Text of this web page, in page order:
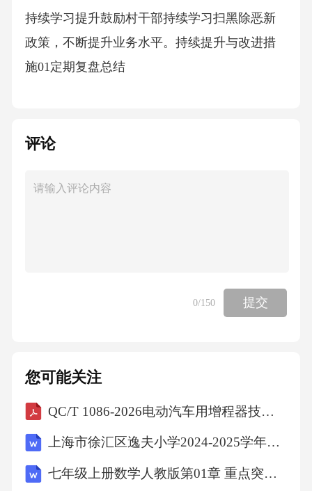
持续学习提升鼓励村干部持续学习扫黑除恶新
政策，不断提升业务水平。持续提升与改进措
施01定期复盘总结
评论
0/150 提交
您可能关注
QC/T 1086-2026电动汽车用增程器技术要求及试验方法
上海市徐汇区逸夫小学2024-2025学年四年级下学期期末语文试卷（文字版含答案）
七年级上册数学人教版第01章 重点突破训练：有理数及其相关概念应用（解析版）